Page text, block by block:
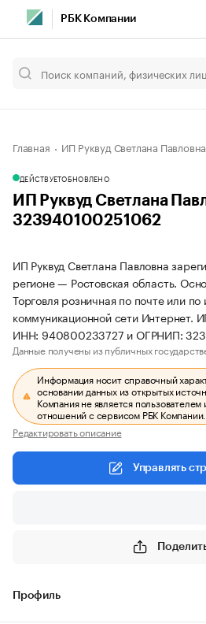
РБК Компании
Главная ИП Руквуд Светлана Павловна
ДЕЙСТВУЕТОБНОВЛЕНО
ИП Руквуд Светлана
323940100251062
ИП Руквуд Светлана Павловна
регионе — Ростовская область.
Торговля розничная по почте или
коммуникационной сети Интернет.
ИНН: 940800233727 и ОГРНИП:
Данные получены из публичных
Информация носит справочный
основании данных из открытых
Компания не является
отношений с сервисом РБК Компании.
Редактировать описание
Управлять
Профиль